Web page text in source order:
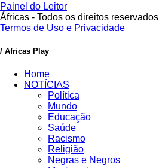
Painel do Leitor
Áfricas - Todos os direitos reservados
Termos de Uso e Privacidade
/ Africas Play
Home
NOTÍCIAS
Política
Mundo
Educação
Saúde
Racismo
Religião
Negras e Negros